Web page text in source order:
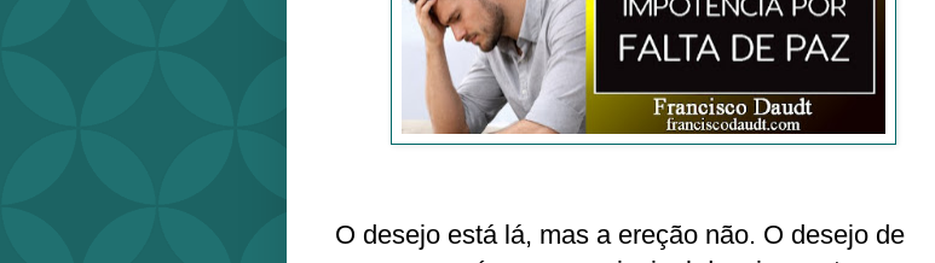
O desejo está lá, mas a ereção não. O desejo de